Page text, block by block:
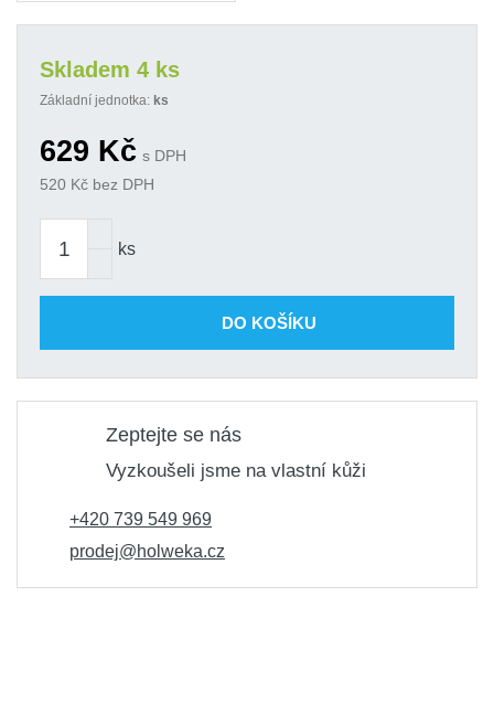
Skladem 4 ks
Základní jednotka: ks
629 Kč s DPH
520 Kč bez DPH
ks
DO KOŠÍKU
Zeptejte se nás
Vyzkoušeli jsme na vlastní kůži
+420 739 549 969
prodej@holweka.cz